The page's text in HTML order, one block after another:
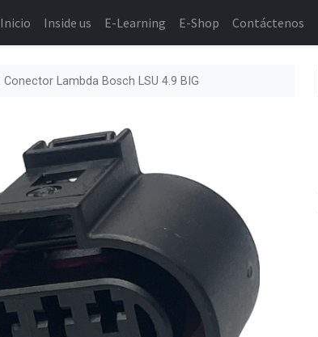
Inicio Inside us E-Learning E-Shop Contáctenos
Conector Lambda Bosch LSU 4.9 BIG